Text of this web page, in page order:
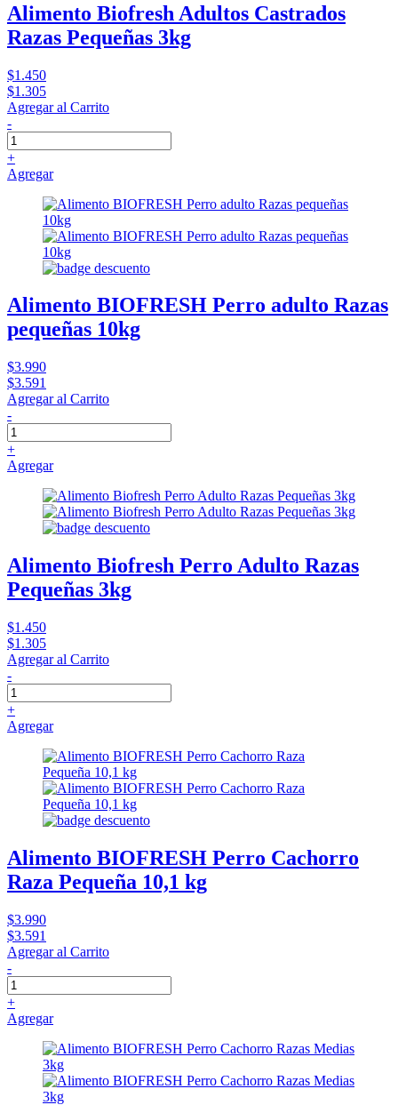
Alimento Biofresh Adultos Castrados
Razas Pequeñas 3kg
$1.450
$1.305
Agregar al Carrito
-
+
Agregar
Alimento BIOFRESH Perro adulto Razas
pequeñas 10kg
$3.990
$3.591
Agregar al Carrito
-
+
Agregar
Alimento Biofresh Perro Adulto Razas
Pequeñas 3kg
$1.450
$1.305
Agregar al Carrito
-
+
Agregar
Alimento BIOFRESH Perro Cachorro
Raza Pequeña 10,1 kg
$3.990
$3.591
Agregar al Carrito
-
+
Agregar